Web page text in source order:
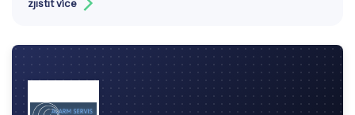
komponenty, přístroje a systémy pro domácí,
techniky přes zabezpečovací systémy až po
specializovaná zařízení.
Cílem je usnadnit provoz, zvýšit bezpečnost a
zjistit více